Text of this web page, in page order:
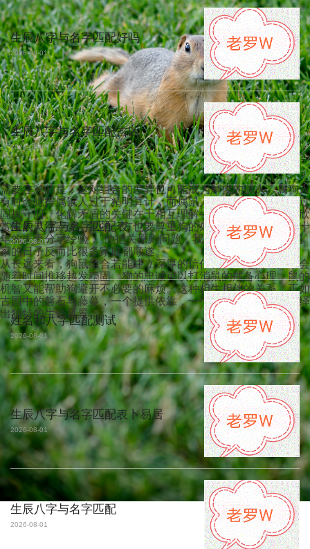
需要注意的是，这对组合的差异也可能成为摩擦的源头。属狗人
有时会觉得属鼠人过于精明算计，而属鼠人可能认为属狗人太过
固执守旧。化解矛盾的关键在于相互理解——狗的一方要学会欣
赏鼠的灵活应变，鼠的一方也要尊重狗的处事原则。某对结婚十
年的夫妻分享经验："他把关原则问题，我处理人情世故，我们
家的日子反而比很多家庭都顺遂。"
从长远来看，狗鼠组合若能建立深厚的信任基础，他们的关系会
随着时间推移越发稳固。狗的忠诚可以打消鼠的戒备心理，鼠的
机智又能帮助狗避开不必要的麻烦。这种相生相伴的关系，正如
古园中的磐石与藤蔓，一个提供依靠，一个增添生机，共同演绎
出独特的生命风景。
生辰八字与名字匹配好吗
2026-08-01
生辰八字与名字匹配吉凶
2026-08-01
生辰八字与名字匹配表
2026-08-01
姓名和八字匹配测试
2026-08-01
生辰八字与名字匹配表卜易居
2026-08-01
生辰八字与名字匹配
2026-08-01